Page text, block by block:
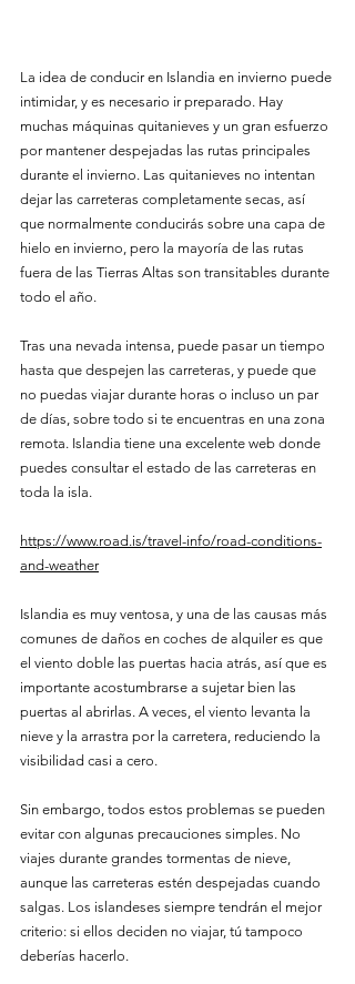
La idea de conducir en Islandia en invierno puede
intimidar, y es necesario ir preparado. Hay
muchas máquinas quitanieves y un gran esfuerzo
por mantener despejadas las rutas principales
durante el invierno. Las quitanieves no intentan
dejar las carreteras completamente secas, así
que normalmente conducirás sobre una capa de
hielo en invierno, pero la mayoría de las rutas
fuera de las Tierras Altas son transitables durante
todo el año.
Tras una nevada intensa, puede pasar un tiempo
hasta que despejen las carreteras, y puede que
no puedas viajar durante horas o incluso un par
de días, sobre todo si te encuentras en una zona
remota. Islandia tiene una excelente web donde
puedes consultar el estado de las carreteras en
toda la isla.
https://www.road.is/travel-info/road-conditions-
and-weather
Islandia es muy ventosa, y una de las causas más
comunes de daños en coches de alquiler es que
el viento doble las puertas hacia atrás, así que es
importante acostumbrarse a sujetar bien las
puertas al abrirlas. A veces, el viento levanta la
nieve y la arrastra por la carretera, reduciendo la
visibilidad casi a cero.
Sin embargo, todos estos problemas se pueden
evitar con algunas precauciones simples. No
viajes durante grandes tormentas de nieve,
aunque las carreteras estén despejadas cuando
salgas. Los islandeses siempre tendrán el mejor
criterio: si ellos deciden no viajar, tú tampoco
deberías hacerlo.